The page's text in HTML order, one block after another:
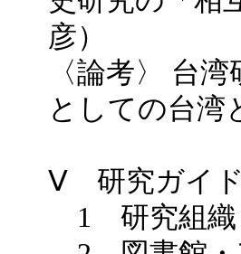
彦）
〈論考〉 台
としての台
Ⅴ 研究ガイ
1 研究組織